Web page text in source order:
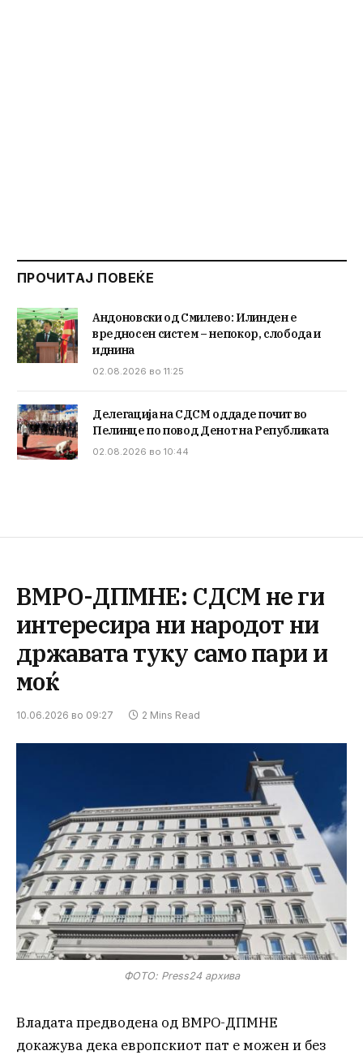
ПРОЧИТАЈ ПОВЕЌЕ
Андоновски од Смилево: Илинден е
вредносен систем – непокор, слобода и
иднина
02.08.2026 во 11:25
Делегација на СДСМ оддаде почит во
Пелинце по повод Денот на Републиката
02.08.2026 во 10:44
ВМРО-ДПМНЕ: СДСМ не ги
интересира ни народот ни
државата туку само пари и
моќ
10.06.2026 во 09:27 2 Mins Read
ФОТО: Press24 архива
Владата предводена од ВМРО-ДПМНЕ
докажува дека европскиот пат е можен и без